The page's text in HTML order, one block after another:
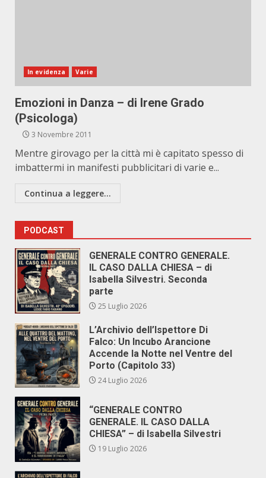
In evidenza Varie
Emozioni in Danza – di Irene Grado
(Psicologa)
3 Novembre 2011
Mentre girovago per la città mi è capitato spesso di
imbattermi in manifesti pubblicitari di varie e...
Continua a leggere...
PODCAST
GENERALE CONTRO GENERALE.
IL CASO DALLA CHIESA – di
Isabella Silvestri. Seconda
parte
25 Luglio 2026
L’Archivio dell’Ispettore Di
Falco: Un Incubo Arancione
Accende la Notte nel Ventre del
Porto (Capitolo 33)
24 Luglio 2026
“GENERALE CONTRO
GENERALE. IL CASO DALLA
CHIESA” – di Isabella Silvestri
19 Luglio 2026